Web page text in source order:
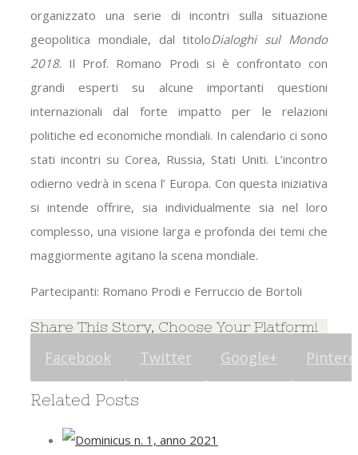
organizzato una serie di incontri sulla situazione
geopolitica mondiale, dal titoloDialoghi sul Mondo
2018. Il Prof. Romano Prodi si è confrontato con
grandi esperti su alcune importanti questioni
internazionali dal forte impatto per le relazioni
politiche ed economiche mondiali. In calendario ci sono
stati incontri su Corea, Russia, Stati Uniti. L’incontro
odierno vedrà in scena l’ Europa. Con questa iniziativa
si intende offrire, sia individualmente sia nel loro
complesso, una visione larga e profonda dei temi che
maggiormente agitano la scena mondiale.
Partecipanti: Romano Prodi e Ferruccio de Bortoli
Share This Story, Choose Your Platform!
Facebook Twitter Google+
Related Posts